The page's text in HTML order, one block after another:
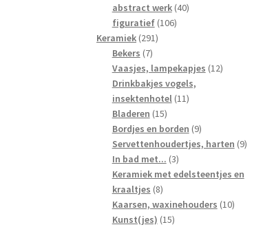
producten
abstract werk 4040
figuratief 106106
Keramiek 291291
Bekers 77
producten
Vaasjes, lampekapjes 1212
Drinkbakjes vogels,
insektenhotel 1111
Bladeren 1515
producten
Bordjes en borden 99
producten
Servettenhoudertjes, harten 99
In bad met... 33
producten
Keramiek met edelsteentjes en
kraaltjes 88
producten
Kaarsen, waxinehouders 1010
Kunst(jes) 1515